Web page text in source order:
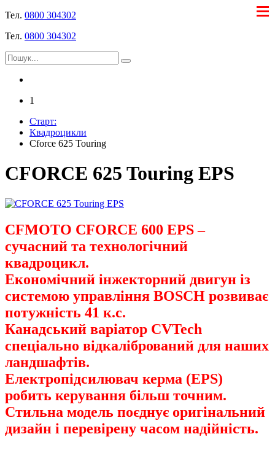
Тел. 0800 304302
Тел. 0800 304302
1
Старт:
Квадроцикли
Cforce 625 Touring
CFORCE 625 Touring EPS
CFMOTO CFORCE 600 EPS –
сучасний та технологічний
квадроцикл.
Економічний інжекторний двигун із
системою управління BOSCH розвиває
потужність 41 к.с.
Канадський варіатор CVTech
спеціально відкалібрований для наших
ландшафтів.
Електропідсилювач керма (EPS)
робить керування більш точним.
Стильна модель поєднує оригінальний
дизайн і перевірену часом надійність.